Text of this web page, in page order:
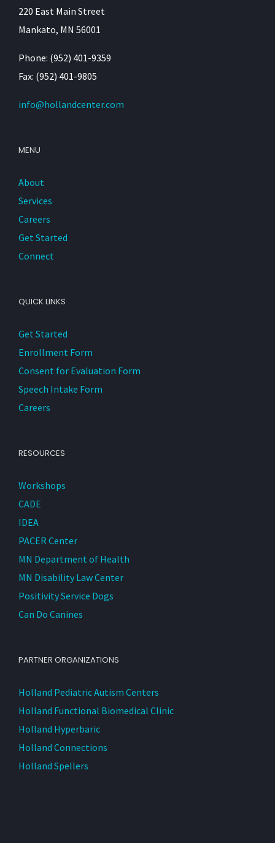
220 East Main Street
Mankato, MN 56001
Phone: (952) 401-9359
Fax: (952) 401-9805
info@hollandcenter.com
MENU
About
Services
Careers
Get Started
Connect
QUICK LINKS
Get Started
Enrollment Form
Consent for Evaluation Form
Speech Intake Form
Careers
RESOURCES
Workshops
CADE
IDEA
PACER Center
MN Department of Health
MN Disability Law Center
Positivity Service Dogs
Can Do Canines
PARTNER ORGANIZATIONS
Holland Pediatric Autism Centers
Holland Functional Biomedical Clinic
Holland Hyperbaric
Holland Connections
Holland Spellers